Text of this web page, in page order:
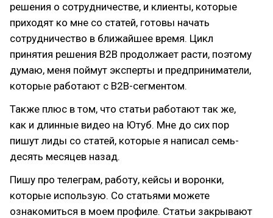
решения о сотрудничестве, и клиенты, которые
приходят ко мне со статей, готовы начать
сотрудничество в ближайшее время. Цикл
принятия решения B2B продолжает расти, поэтому
думаю, меня поймут эксперты и предприниматели,
которые работают с B2B-сегментом.
Также плюс в том, что статьи работают так же,
как и длинные видео на Ютуб. Мне до сих пор
пишут лиды со статей, которые я написал семь-
десять месяцев назад.
Пишу про телеграм, работу, кейсы и воронки,
которые использую. Со статьями можете
ознакомиться в моем профиле. Статьи закрывают